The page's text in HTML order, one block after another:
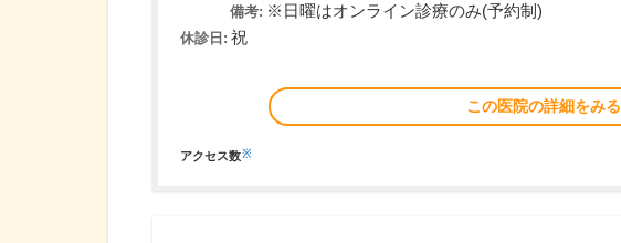
備考: ※日曜はオンライン診療のみ(予約制)
休診日: 祝
この医院の詳細をみる
アクセス数※